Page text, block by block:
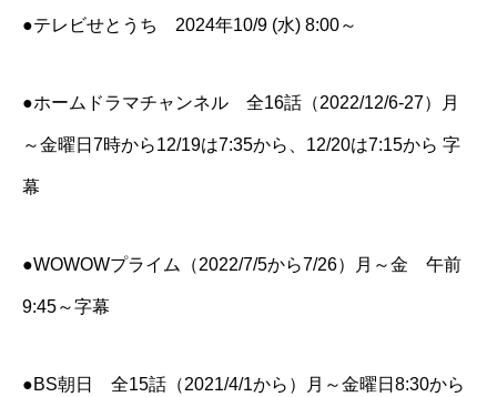
●テレビせとうち 2024年10/9 (水) 8:00～
●ホームドラマチャンネル 全16話（2022/12/6-27）月
～金曜日7時から12/19は7:35から、12/20は7:15から 字
幕
●WOWOWプライム（2022/7/5から7/26）月～金 午前
9:45～字幕
●BS朝日 全15話（2021/4/1から）月～金曜日8:30から